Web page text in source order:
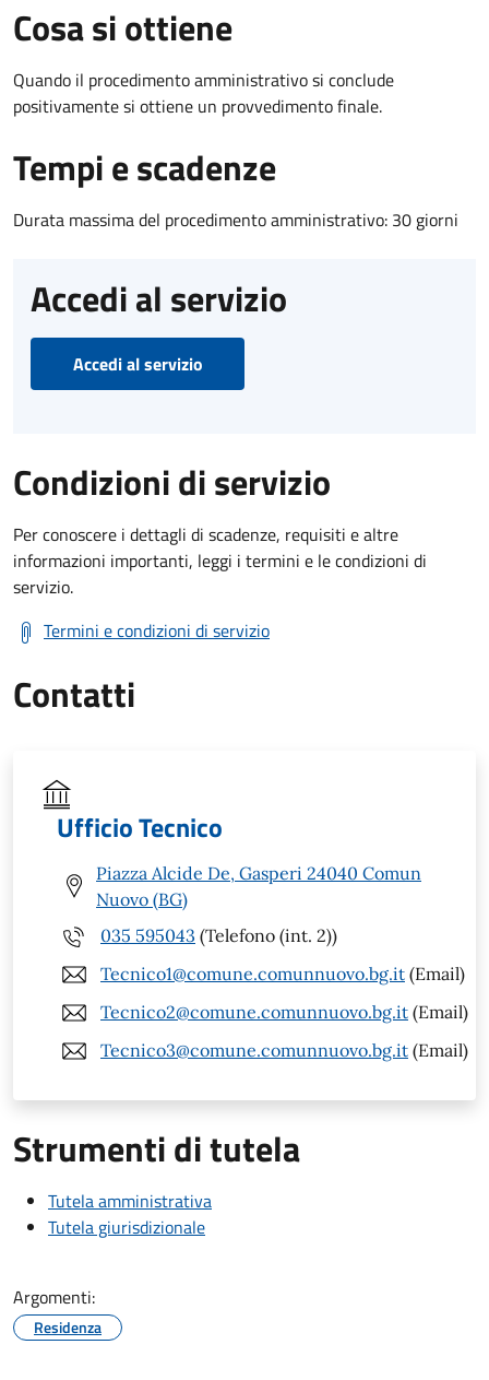
Cosa si ottiene
Quando il procedimento amministrativo si conclude
positivamente si ottiene un provvedimento finale.
Tempi e scadenze
Durata massima del procedimento amministrativo: 30 giorni
Accedi al servizio
Accedi al servizio
Condizioni di servizio
Per conoscere i dettagli di scadenze, requisiti e altre
informazioni importanti, leggi i termini e le condizioni di
servizio.
Termini e condizioni di servizio
Contatti
Ufficio Tecnico
Piazza Alcide De, Gasperi 24040 Comun
Nuovo (BG)
035 595043 (Telefono (int. 2))
Tecnico1@comune.comunnuovo.bg.it (Email)
Tecnico2@comune.comunnuovo.bg.it (Email)
Tecnico3@comune.comunnuovo.bg.it (Email)
Strumenti di tutela
Tutela amministrativa
Tutela giurisdizionale
Argomenti:
Residenza